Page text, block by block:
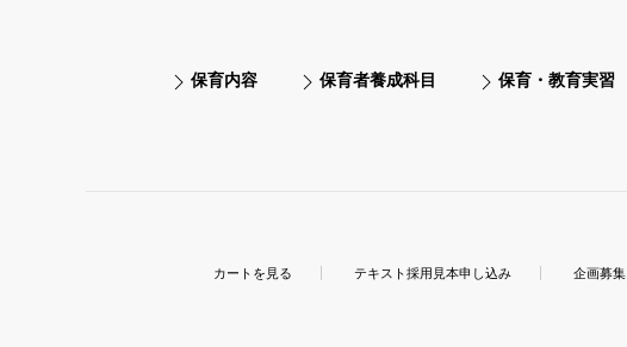
保育内容 保育者養成科目 保育・教育実習
カートを見る テキスト採用見本申し込み 企画募集